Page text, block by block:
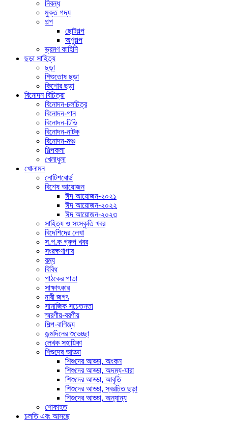
নিবন্ধ
মুক্ত গদ্য
গল্প
ছোটগল্প
অণুগল্প
ভ্রমণ কাহিনি
ছড়া সাহিত্য
ছড়া
শিশুতোষ ছড়া
কিশোর ছড়া
বিনোদন বিচিত্রা
বিনোদন-চলচিত্র
বিনোদন-গান
বিনোদন-টিভি
বিনোদন-নাটক
বিনোদন-মঞ্চ
শিল্পকলা
খেলাধুলা
খোলামন
নোটিশবোর্ড
বিশেষ আয়োজন
ঈদ আয়োজন-২০২১
ঈদ আয়োজন-২০২২
ঈদ আয়োজন-২০২৩
সাহিত্য ও সংস্কৃতি খবর
বিদেশিদের লেখা
স.প.ক গ্রুপ খবর
সংরক্ষণাগার
রম্য
বিবিধ
পাঠকের পাতা
সাক্ষাৎকার
নারী জগৎ
সামাজিক সচেতনতা
স্মরণীয়-বরণীয়
শিল্প-বাণিজ্য
জন্মদিনের শুভেচ্ছা
লেখক সহায়িকা
শিশুদের আড্ডা
শিশুদের আড্ডা, অংকন
শিশুদের আড্ডা, অদম্য-যারা
শিশুদের আড্ডা, আবৃতি
শিশুদের আড্ডা, স্বরচিত ছড়া
শিশুদের আড্ডা, অন্যান্য
শোকাহত
চলতি এবং আসছে